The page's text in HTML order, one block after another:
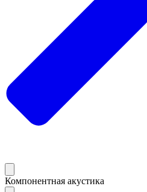
Компонентная акустика